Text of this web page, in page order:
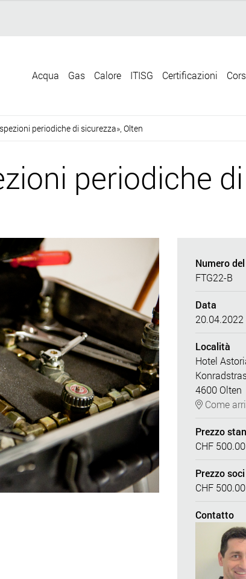
Acqua Gas Calore ITISG Certificazioni
periodiche di sicurezza», Olten
periodiche
Numero
FTG22-B
Data
Località
Hotel
4600 Olten
Come
Prezzo
CHF 500.00
Prezzo soci
CHF 500.00
Contatto